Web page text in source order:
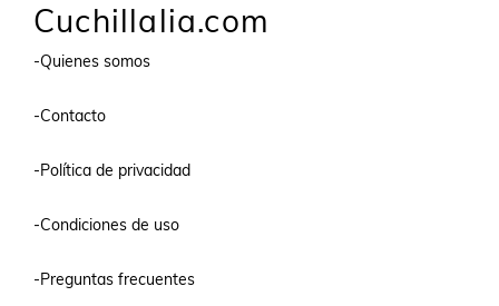
Cuchillalia.com
-Quienes somos
-Contacto
-Política de privacidad
-Condiciones de uso
-Preguntas frecuentes